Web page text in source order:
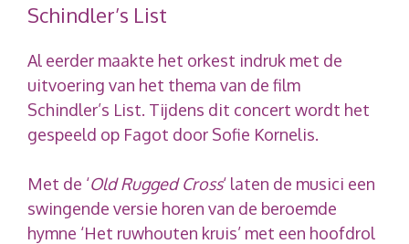
Schindler’s List
Al eerder maakte het orkest indruk met de
uitvoering van het thema van de film
Schindler’s List. Tijdens dit concert wordt het
gespeeld op Fagot door Sofie Kornelis.
Met de ‘Old Rugged Cross‘ laten de musici een
swingende versie horen van de beroemde
hymne ‘Het ruwhouten kruis’ met een hoofdrol